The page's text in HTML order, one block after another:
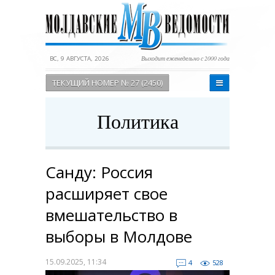
ВС, 9 АВГУСТА, 2026 Выходит еженедельно с 2000 года
ТЕКУЩИЙ НОМЕР № 27 (2450)
Политика
Санду: Россия
расширяет свое
вмешательство в
выборы в Молдове
15.09.2025, 11:34 4 528